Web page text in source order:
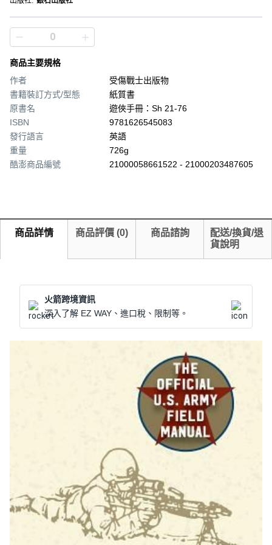
商品主要規格
作者
受傷戰士出版物
書籍裝訂方式/型態
紙質書
原書名
遊俠手冊：Sh 21-76
ISBN
9781626545083
發行語言
英語
重量
726g
酷澎商品編號
21000058661522 - 21000203487605
商品詳情 商品評價 (0) 商品諮詢
配送/換貨/退
貨說明
火箭跨境資訊
深入了解 EZ WAY、進口稅、限制等。